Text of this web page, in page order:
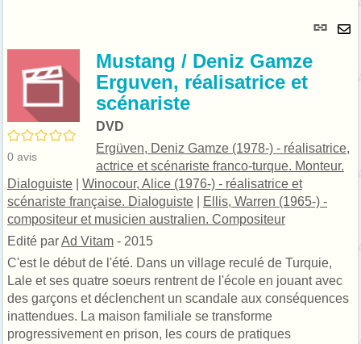
/5
0 avis
Mustang / Deniz Gamze
Erguven, réalisatrice et
scénariste
DVD
Ergüven, Deniz Gamze (1978-) - réalisatrice,
actrice et scénariste franco-turque. Monteur.
Dialoguiste
Winocour, Alice (1976-) - réalisatrice et
scénariste française. Dialoguiste
Ellis, Warren (1965-) -
compositeur et musicien australien. Compositeur
Edité parAd Vitam - 2015
C'est le début de l'été. Dans un village reculé de Turquie,
Lale et ses quatre soeurs rentrent de l'école en jouant avec
des garçons et déclenchent un scandale aux conséquences
inattendues. La maison familiale se transforme
progressivement en prison, les cours de pratiques